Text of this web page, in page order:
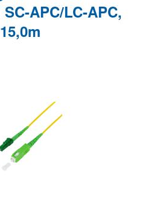
APC/LC-APC,